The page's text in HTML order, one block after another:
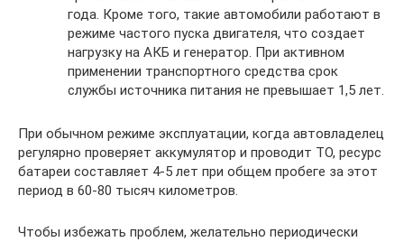
года. Кроме того, такие автомобили работают в
режиме частого пуска двигателя, что создает
нагрузку на АКБ и генератор. При активном
применении транспортного средства срок
службы источника питания не превышает 1,5 лет.
При обычном режиме эксплуатации, когда автовладелец
регулярно проверяет аккумулятор и проводит ТО, ресурс
батареи составляет 4-5 лет при общем пробеге за этот
период в 60-80 тысяч километров.
Чтобы избежать проблем, желательно периодически